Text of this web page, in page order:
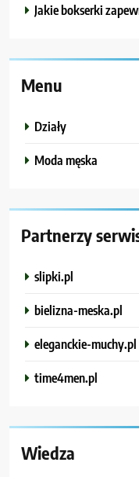
Jakie bokserki
Menu
Działy
Moda męska
Partnerzy
slipki.pl
bielizna-meska.pl
eleganckie-muchy.pl
time4men.pl
Wiedza